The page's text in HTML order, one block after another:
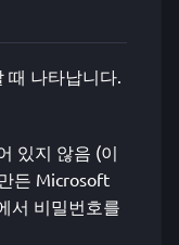
때 나타납니다.
있지 않음 (이
든 Microsoft
서 비밀번호를